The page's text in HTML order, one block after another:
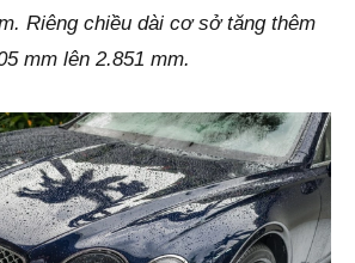
Riêng chiều dài cơ sở tăng thêm
mm lên 2.851 mm.